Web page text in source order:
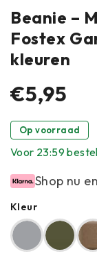
Beanie –
Fostex
kleuren
€5,95
Op voorraad
Voor 23:59
Shop nu
Kleur